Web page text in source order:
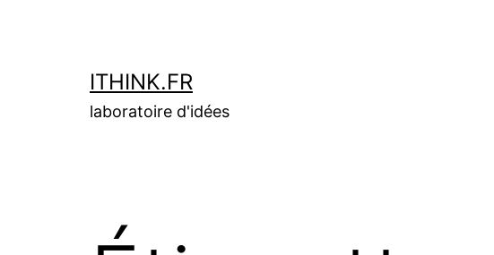
ITHINK.FR
laboratoire d'idées